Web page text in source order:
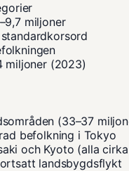
miljoner
miljoner (2023)
(33–37
befolkning i Tokyo
och Kyoto (alla
landsbygdsflykt